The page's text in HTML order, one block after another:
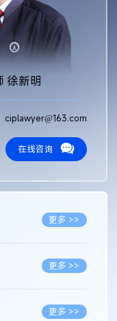
徐新明
ciplawyer@163.com
在线咨询
更多 >>
更多 >>
更多 >>